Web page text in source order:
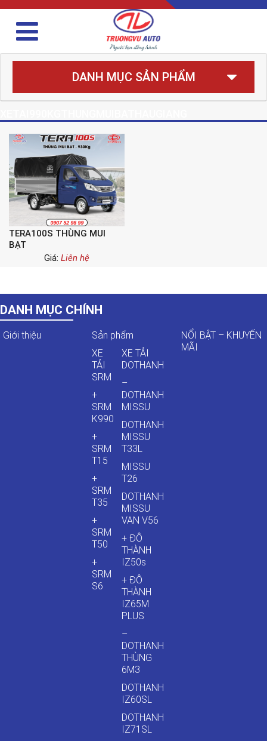
DANH MỤC SẢN PHẨM
TERA100S THÙNG MUI
BẠT
Giá: Liên hệ
DANH MỤC CHÍNH
Giới thiệu
Sản phẩm
XE
TẢI
SRM
+
SRM
K990
+
SRM
T15
+
SRM
T35
+
SRM
T50
+
SRM
S6
XE TẢI
DOTHANH
–
DOTHANH
MISSU
DOTHANH
MISSU
T33L
MISSU
T26
DOTHANH
MISSU
VAN V56
+ ĐÔ
THÀNH
IZ50s
+ ĐÔ
THÀNH
IZ65M
PLUS
–
DOTHANH
THÙNG
6M3
DOTHANH
IZ60SL
DOTHANH
IZ71SL
NỔI BẬT – KHUYẾN
MÃI